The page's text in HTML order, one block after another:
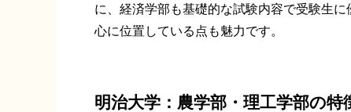
に、経済学部も基礎的な試験内容で受験生
心に位置している点も魅力です。
明治大学：農学部・理工学部の特